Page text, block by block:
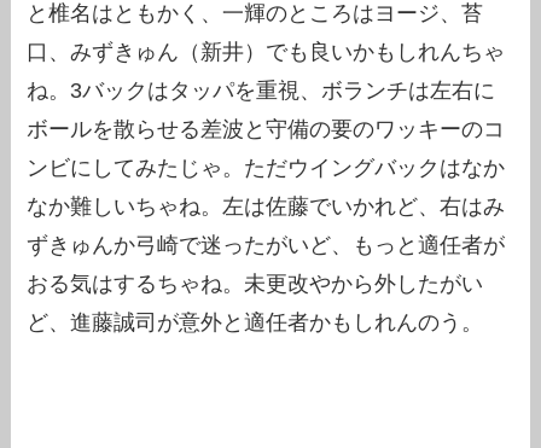
と椎名はともかく、一輝のところはヨージ、苔
口、みずきゅん（新井）でも良いかもしれんちゃ
ね。3バックはタッパを重視、ボランチは左右に
ボールを散らせる差波と守備の要のワッキーのコ
ンビにしてみたじゃ。ただウイングバックはなか
なか難しいちゃね。左は佐藤でいかれど、右はみ
ずきゅんか弓崎で迷ったがいど、もっと適任者が
おる気はするちゃね。未更改やから外したがい
ど、進藤誠司が意外と適任者かもしれんのう。